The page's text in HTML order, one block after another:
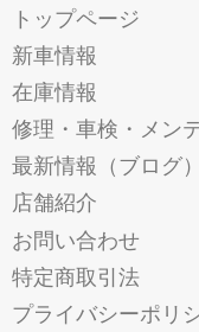
トップページ
新車情報
在庫情報
修理・車検・メン
最新情報（ブログ）
店舗紹介
お問い合わせ
特定商取引法
プライバシーポリ